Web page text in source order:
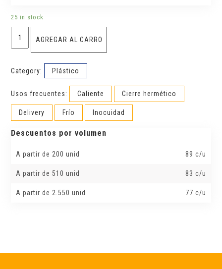
25 in stock
bisagra
c/tapa
(12OZ)
AGREGAR AL CARRO
Category: Plástico
Usos frecuentes: Caliente Cierre hermético
Delivery Frío Inocuidad
Descuentos por volumen
A partir de 200 unid 89 c/u
A partir de 510 unid 83 c/u
A partir de 2.550 unid 77 c/u